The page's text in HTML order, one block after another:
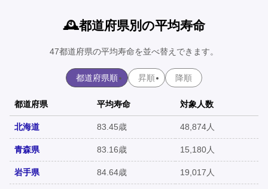
🕰️都道府県別の平均寿命
47都道府県の平均寿命を並べ替えできます。
都道府県順 昇順 降順
都道府県 平均寿命 対象人数
北海道 83.45歳 48,874人
青森県 83.16歳 15,180人
岩手県 84.64歳 19,017人